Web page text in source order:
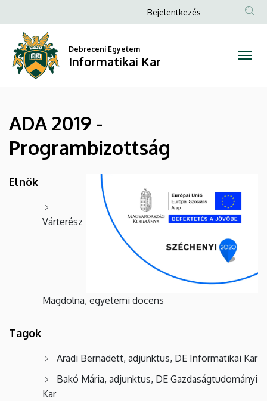
2019
Programbizottság
Informatikai
Kar
a
tartalomra
Anonim
menüje
Bejelentkezés
Debreceni Egyetem
Informatikai Kar
ADA 2019 -
Programbizottság
Elnök
Várterész
Magdolna, egyetemi docens
Tagok
Aradi Bernadett, adjunktus, DE Informatikai Kar
Bakó Mária, adjunktus, DE Gazdaságtudományi
Kar